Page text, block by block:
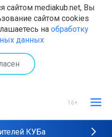
сайтом mediakub.net, Вы
сайтом cookies
на обработку
данных
16+
КУБа